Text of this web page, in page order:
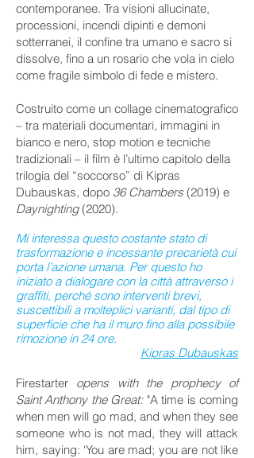
contemporanee. Tra visioni allucinate,
processioni, incendi dipinti e demoni
sotterranei, il confine tra umano e sacro si
dissolve, fino a un rosario che vola in cielo
come fragile simbolo di fede e mistero.
Costruito come un collage cinematografico
– tra materiali documentari, immagini in
bianco e nero, stop motion e tecniche
tradizionali – il film è l’ultimo capitolo della
trilogia del “soccorso” di Kipras
Dubauskas, dopo 36 Chambers (2019) e
Daynighting(2020).
Mi interessa questo costante stato di
trasformazione e incessante precarietà cui
porta l’azione umana. Per questo ho
iniziato a dialogare con la città attraverso i
graffiti, perché sono interventi brevi,
suscettibili a molteplici varianti, dal tipo di
superficie che ha il muro fino alla possibile
rimozione in 24 ore.
Kipras Dubauskas
Firestarter opens with the prophecy of
Saint Anthony the Great: "A time is coming
when men will go mad, and when they see
someone who is not mad, they will attack
him, saying: ‘You are mad; you are not like